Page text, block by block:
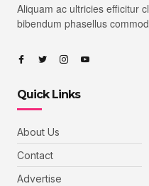
Aliquam ac ultricies efficitur
bibendum phasellus
Quick Links
About Us
Contact
Advertise